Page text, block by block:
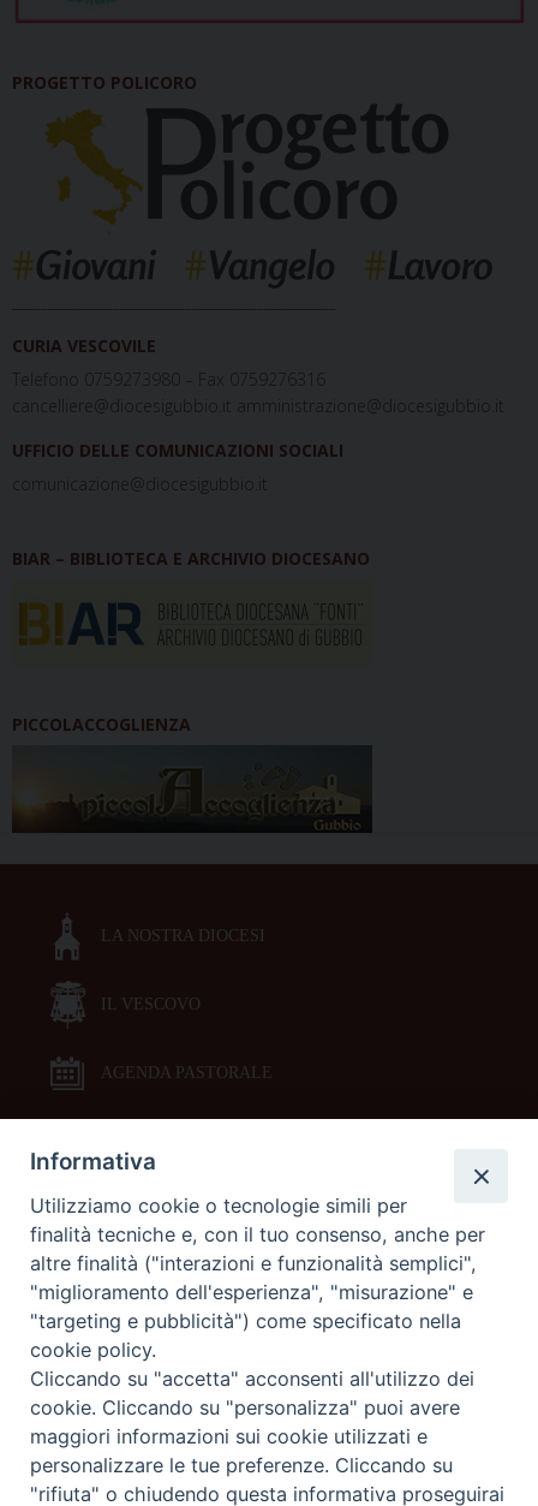
PROGETTO POLICORO
CURIA VESCOVILE
Telefono 0759273980 – Fax 0759276316
cancelliere@diocesigubbio.it amministrazione@diocesigubbio.it
UFFICIO DELLE COMUNICAZIONI SOCIALI
comunicazione@diocesigubbio.it
BIAR – BIBLIOTECA E ARCHIVIO DIOCESANO
PICCOLACCOGLIENZA
LA NOSTRA DIOCESI
IL VESCOVO
AGENDA PASTORALE
DOCUMENTI PASTORALI
ORARI MESSE
LITURGIA DELLE ORE
GALLERIE FOTOGRAFICHE
GALLERIE VIDEO
Informativa
Utilizziamo cookie o tecnologie simili per
finalità tecniche e, con il tuo consenso, anche per
altre finalità ("interazioni e funzionalità semplici",
"miglioramento dell'esperienza", "misurazione" e
"targeting e pubblicità") come specificato nella
cookie policy.
Cliccando su "accetta" acconsenti all'utilizzo dei
cookie. Cliccando su "personalizza" puoi avere
maggiori informazioni sui cookie utilizzati e
personalizzare le tue preferenze. Cliccando su
"rifiuta" o chiudendo questa informativa proseguirai